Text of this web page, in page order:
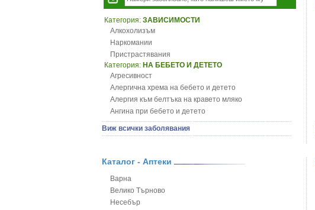
Категория: ЗАВИСИМОСТИ
Алкохолизъм
Наркомании
Пристрастявания
Категория: НА БЕБЕТО И ДЕТЕТО
Агресивност
Алергична хрема на бебето и детето
Алергия към белтъка на кравето мляко
Ангина при бебето и детето
Анемия при бебето и детето
Апетит - пълни деца
Безапетитие при бебето и детето
Бронхит и пневмония при деца
Варицела
Висока температура на бебето и детето
Виж всички заболявания
Каталог - Аптеки
Варна
Велико Търново
Несебър